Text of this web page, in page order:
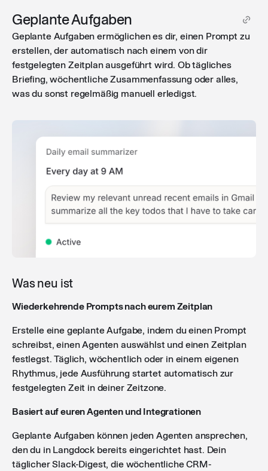
Geplante Aufgaben
Geplante Aufgaben ermöglichen es dir, einen Prompt zu
erstellen, der automatisch nach einem von dir
festgelegten Zeitplan ausgeführt wird. Ob tägliches
Briefing, wöchentliche Zusammenfassung oder alles,
was du sonst regelmäßig manuell erledigst.
Was neu ist
Wiederkehrende Prompts nach eurem Zeitplan
Erstelle eine geplante Aufgabe, indem du einen Prompt
schreibst, einen Agenten auswählst und einen Zeitplan
festlegst. Täglich, wöchentlich oder in einem eigenen
Rhythmus, jede Ausführung startet automatisch zur
festgelegten Zeit in deiner Zeitzone.
Basiert auf euren Agenten und Integrationen
Geplante Aufgaben können jeden Agenten ansprechen,
den du in Langdock bereits eingerichtet hast. Dein
täglicher Slack-Digest, die wöchentliche CRM-